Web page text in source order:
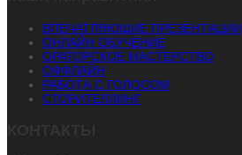
ВПЕЧАТЛЯЮЩИЕ ПРЕЗЕНТАЦИИ
ОНЛАЙН ОБУЧЕНИЕ
ОРАТОРСКОЕ МАСТЕРСТВО
ОФФЛАЙН
РАБОТА С ГОЛОСОМ
СТОРИТЕЛЛИНГ